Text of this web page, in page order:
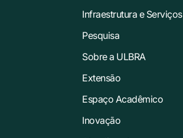
Infraestrutura e Serviços
Pesquisa
Sobre a ULBRA
Extensão
Espaço Acadêmico
Inovação